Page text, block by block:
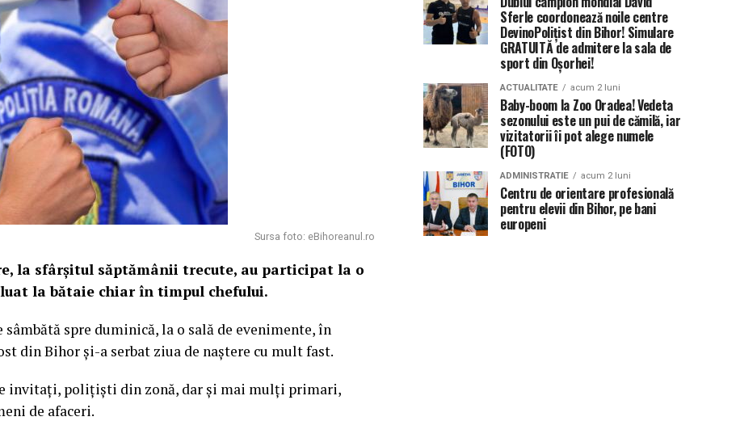
Sursa foto: eBihoreanul.ro
la sfârşitul săptămânii trecute, au participat la o
la bătaie chiar în timpul chefului.
spre duminică, la o sală de evenimente, în
din Bihor şi-a serbat ziua de naştere cu mult fast.
invitaţi, poliţişti din zonă, dar şi mai mulţi primari,
de afaceri.
Sferle coordonează noile centre
DevinoPolițist din Bihor! Simulare
GRATUITĂ de admitere la sala de
sport din Oșorhei!
ACTUALITATE acum 2 luni
Baby-boom la Zoo Oradea! Vedeta
sezonului este un pui de cămilă, iar
vizitatorii îi pot alege numele
(FOTO)
ADMINISTRATIE acum 2 luni
Centru de orientare profesională
pentru elevii din Bihor, pe bani
europeni